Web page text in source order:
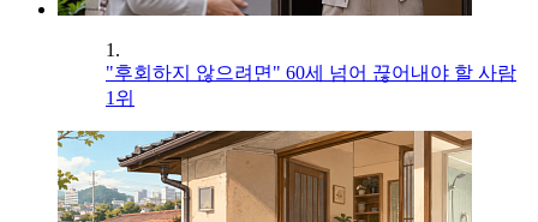
1.
"후회하지 않으려면" 60세 넘어 끊어내야 할 사람
1위